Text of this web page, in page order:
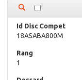
18ASABA800M
1